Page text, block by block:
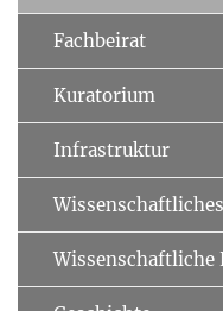
Fachbeirat
Kuratorium
Infrastruktur
Wissenschaftliche